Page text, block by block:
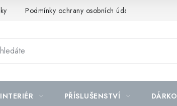
Podmínky ochrany osobních údajů
INTERIÉR PŘÍSLUŠENSTVÍ